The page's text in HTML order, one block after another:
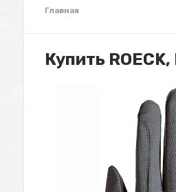
Главная
Купить